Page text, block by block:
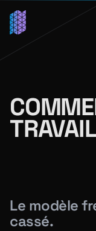
Le modèle
cassé.